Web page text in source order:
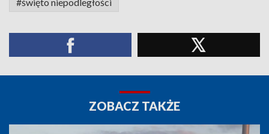
ZOBACZ TAKŻE